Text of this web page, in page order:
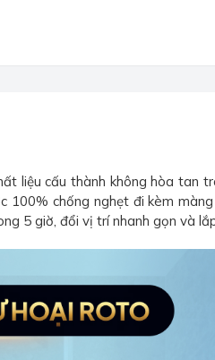
liệu cấu thành không hòa tan
chống nghẹt đi kèm
5 giờ, đổi vị trí nhanh gọn và